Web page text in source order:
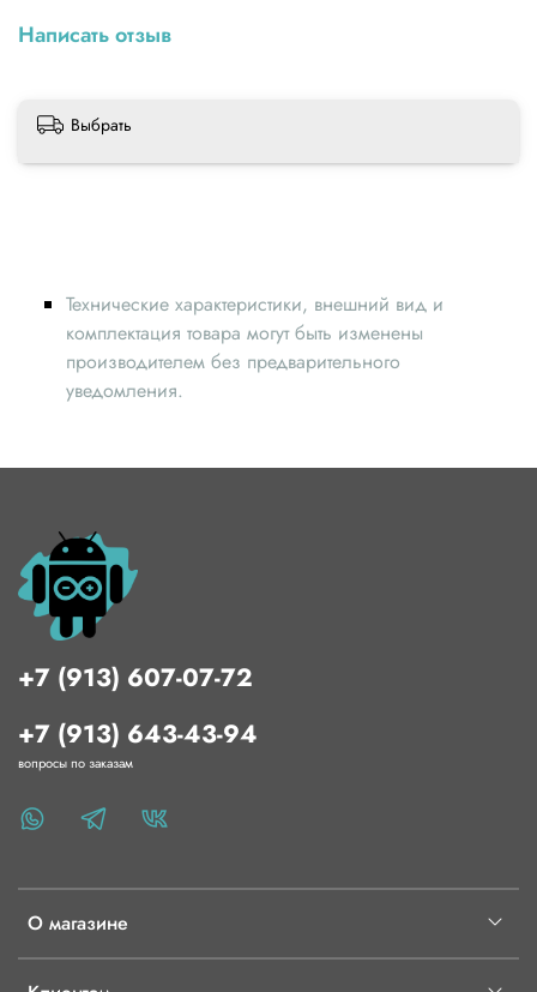
Написать отзыв
Выбрать
Технические характеристики, внешний вид и
комплектация товара могут быть изменены
производителем без предварительного
уведомления.
О магазине
+7 (913) 607-07-72
+7 (913) 643-43-94
вопросы по заказам